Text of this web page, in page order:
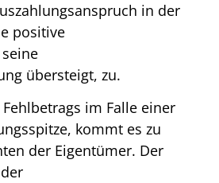
in der
positive
seine
übersteigt, zu.
im Falle einer
, kommt es zu
der Eigentümer. Der